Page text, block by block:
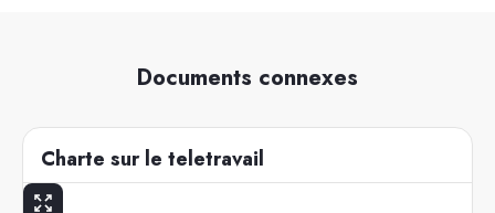
Documents connexes
Charte sur le teletravail